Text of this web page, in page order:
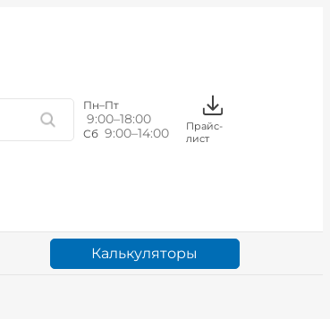
Пн–Пт
9:00–18:00
Сб 9:00–14:00
Прайс-
лист
Калькуляторы